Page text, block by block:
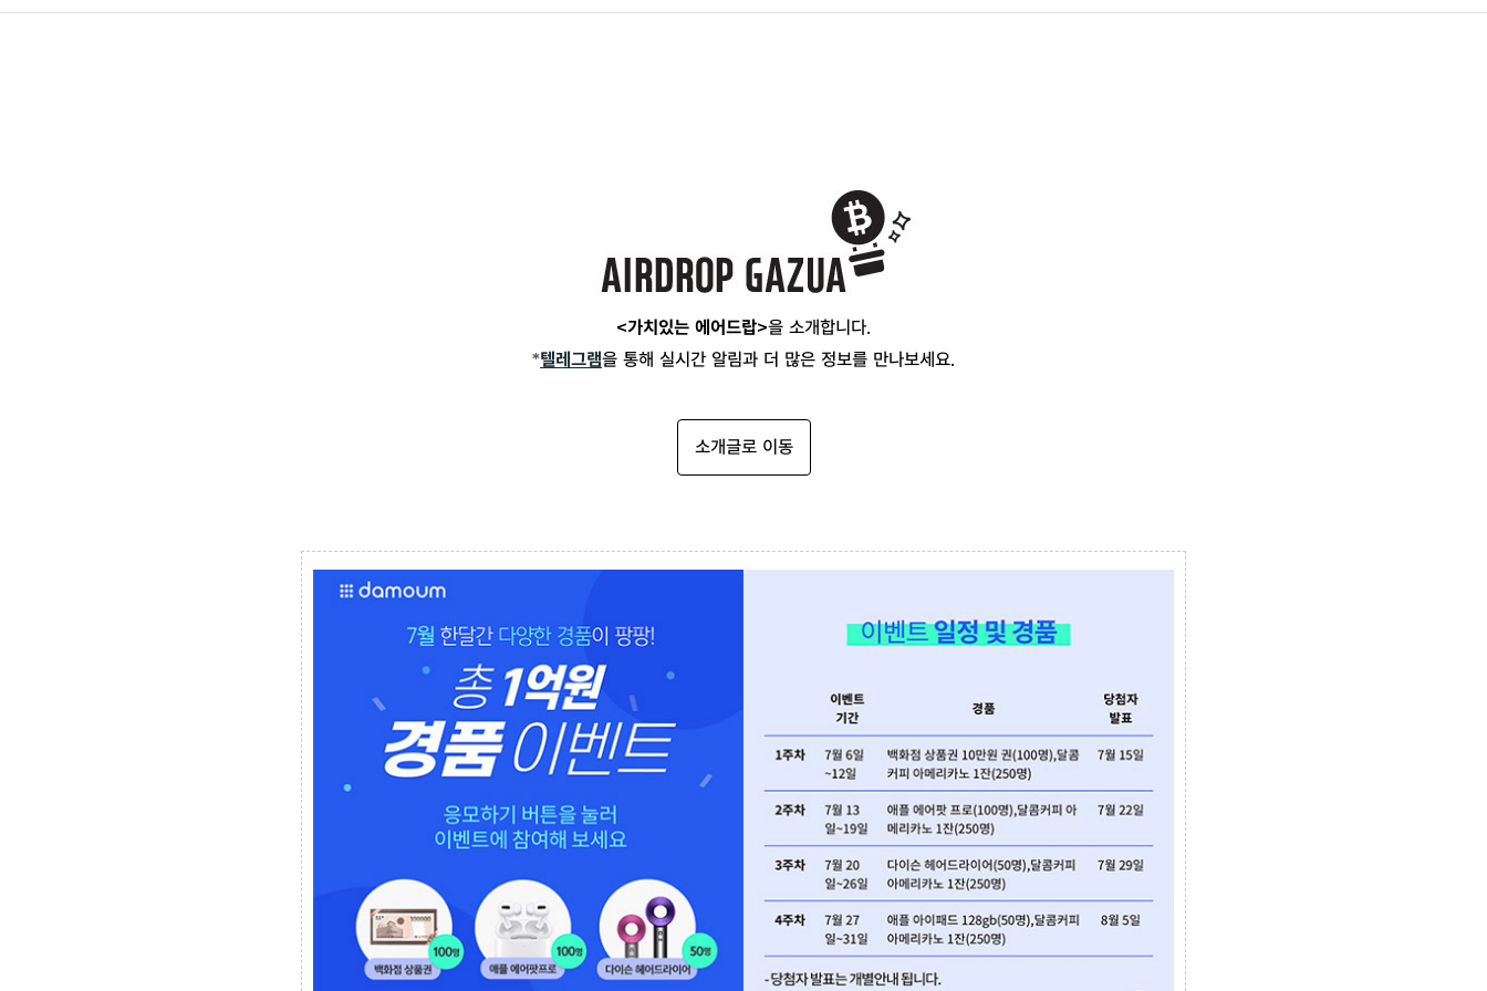
<가치있는 에어드랍>을 소개합니다.
*텔레그램을 통해 실시간 알림과 더 많은 정보를 만나보세요.
소개글로 이동